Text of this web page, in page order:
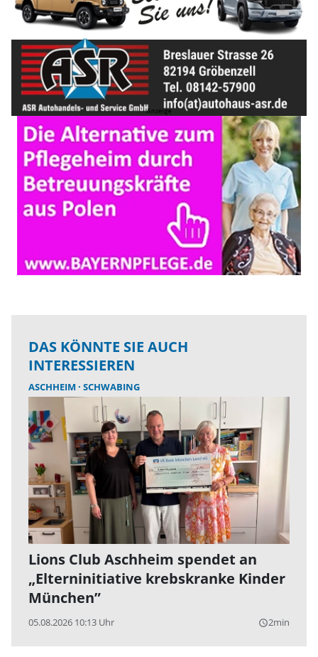
DAS KÖNNTE SIE AUCH
INTERESSIEREN
ASCHHEIM SCHWABING
Lions Club Aschheim spendet an
„Elterninitiative krebskranke Kinder
München”
05.08.2026 10:13 Uhr query_builder2min